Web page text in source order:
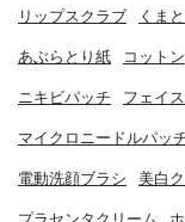
リップスクラブ くま
あぶらとり紙 コットン
ニキビパッチ フェイ
マイクロニードルパッ
電動洗顔ブラシ 美白